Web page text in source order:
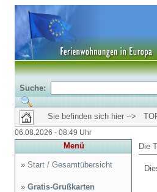
Suche:
Sie befinden sich hier -->
06.08.2026 - 08:49 Uhr
Menü
» Start / Gesamtübersicht
» Gratis-Grußkarten
Die